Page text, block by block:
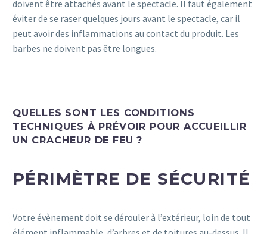
doivent être attachés avant le spectacle. Il faut également
éviter de se raser quelques jours avant le spectacle, car il
peut avoir des inflammations au contact du produit. Les
barbes ne doivent pas être longues.
QUELLES SONT LES CONDITIONS
TECHNIQUES À PRÉVOIR POUR ACCUEILLIR
UN CRACHEUR DE FEU ?
PÉRIMÈTRE DE SÉCURITÉ
Votre évènement doit se dérouler à l’extérieur, loin de tout